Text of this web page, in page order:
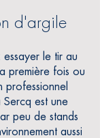
d'argile
le tir au
première fois ou
professionnel
Sercq est une
peu de stands
aussi